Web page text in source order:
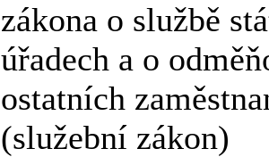
zákona o službě
úřadech a o
ostatních
(služební zákon)